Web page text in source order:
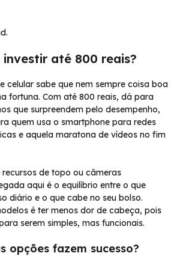
investir até 800 reais?
celular sabe que nem sempre coisa boa
fortuna. Com até 800 reais, dá para
que surpreendem pelo desempenho,
quem usa o smartphone para redes
e aquela maratona de vídeos no fim
recursos de topo ou câmeras
aqui é o equilíbrio entre o que
diário e o que cabe no seu bolso.
é ter menos dor de cabeça, pois
serem simples, mas funcionais.
opções fazem sucesso?